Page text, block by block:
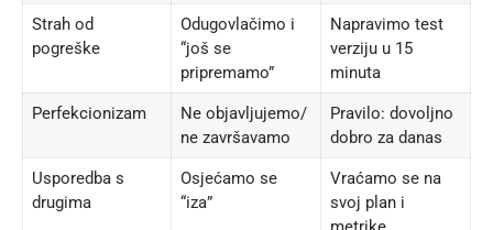
Strah od
pogreške
Odugovlačimo i
“još se
pripremamo”
Napravimo test
verziju u 15
minuta
Perfekcionizam
Ne objavljujemo/
ne završavamo
Pravilo: dovoljno
dobro za danas
Usporedba s
drugima
Osjećamo se
“iza”
Vraćamo se na
svoj plan i